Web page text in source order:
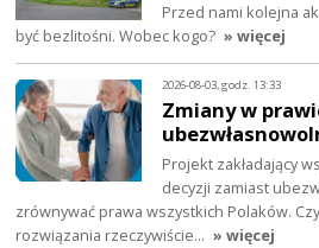
Przed nami kolejna
być bezlitośni. Wobec kogo? » więcej
2026-08-03, godz. 13:33
Zmiany w
Projekt zakładający
decyzji zamiast
zrównywać prawa wszystkich Polaków.
rozwiązania rzeczywiście… » więcej